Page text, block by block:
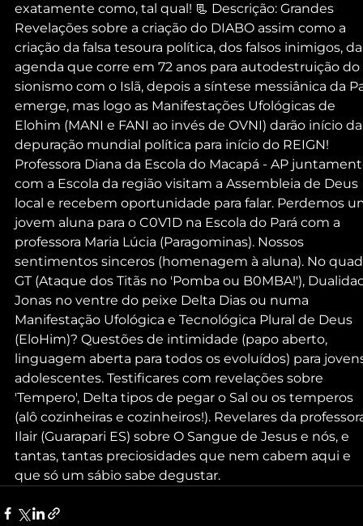
exatamente como, tal qual! 📃 Descrição: Grandes
Revelações sobre a criação do DIABO assim como a
criação da falsa tesoura política, dos falsos inimigos,
agenda que corre em 72 anos para autodestruição do
sionismo com o Islã, depois a síntese messiânica da
emerge, mas logo as Manifestações Ufológicas de
Elohim (MANI e FANI ao invés de OVNI) darão início
depuração mundial política para início do REIGN!
Professora Diana da Escola do Macapá - AP
com a Escola da região visitam a Assembleia de Deus
local e recebem oportunidade para falar. Perdemos
jovem aluna para o C0V1D na Escola do Pará com a
professora Maria Lúcia (Paragominas). Nossos
sentimentos sinceros (homenagem à aluna). No
GT (Ataque dos Titãs no 'Pomba ou B0MBA!'),
Jonas no ventre do peixe Delta Dias ou numa
Manifestação Ufológica e Tecnológica Plural de Deus
(EloHim)? Questões de intimidade (papo aberto,
linguagem aberta para todos os evoluídos) para
adolescentes. Testificares com revelações sobre
'Tempero', Delta tipos de pegar o Sal ou os temperos
(alô cozinheiras e cozinheiros!). Revelares da
Ilair (Guarapari ES) sobre O Sangue de Jesus e nós, e
tantas, tantas preciosidades que nem cabem aqui e
que só um sábio sabe degustar.